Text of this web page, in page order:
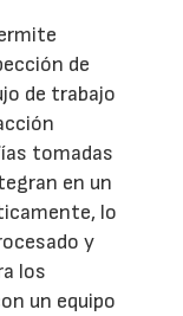
de
de trabajo
tomadas
en un
lo
y
los
un equipo